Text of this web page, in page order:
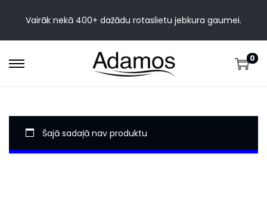
Vairāk nekā 400+ dažādu rotaslietu jebkura gaumei.
0
Šajā sadaļā nav produktu